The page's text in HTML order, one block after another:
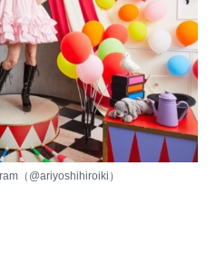
（@ariyoshihiroiki）